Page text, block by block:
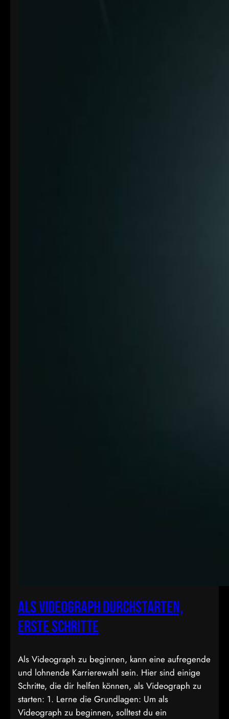
Als Videograph durchstarten,
erste Schritte
Als Videograph zu beginnen, kann eine aufregende
und lohnende Karrierewahl sein. Hier sind einige
Schritte, die dir helfen können, als Videograph zu
starten: 1. Lerne die Grundlagen: Um als
Videograph zu beginnen, solltest du ein